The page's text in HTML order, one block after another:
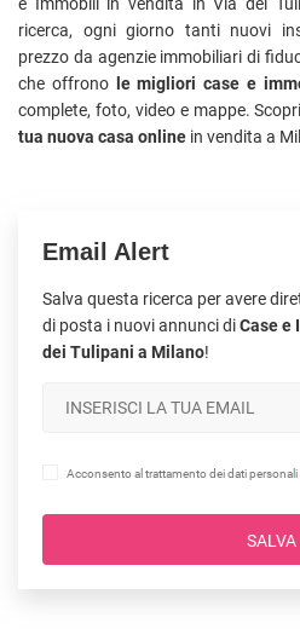
ricerca, ogni giorno tanti nuovi
prezzo da agenzie immobiliari di
che offronole migliori case e
complete, foto, video e mappe.
tua nuova casa online in vendita a
Email Alert
Salva questa ricerca per avere
di posta i nuovi annunci diCase e
dei Tulipani a Milano!
Acconsento al trattamento dei dati personali
SALVA